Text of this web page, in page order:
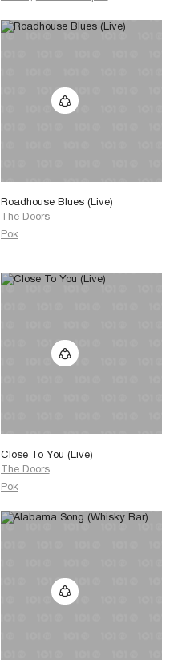
Roadhouse Blues (Live)
The Doors
Рок
Close To You (Live)
The Doors
Рок